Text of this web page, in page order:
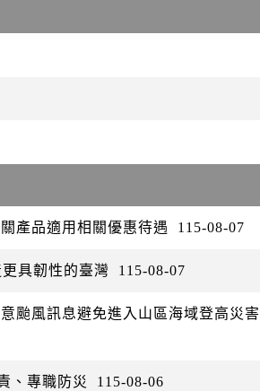
產品適用相關優惠待遇 115-08-07
具韌性的臺灣 115-08-07
颱風訊息避免進入山區海域登高災害
、專職防災 115-08-06